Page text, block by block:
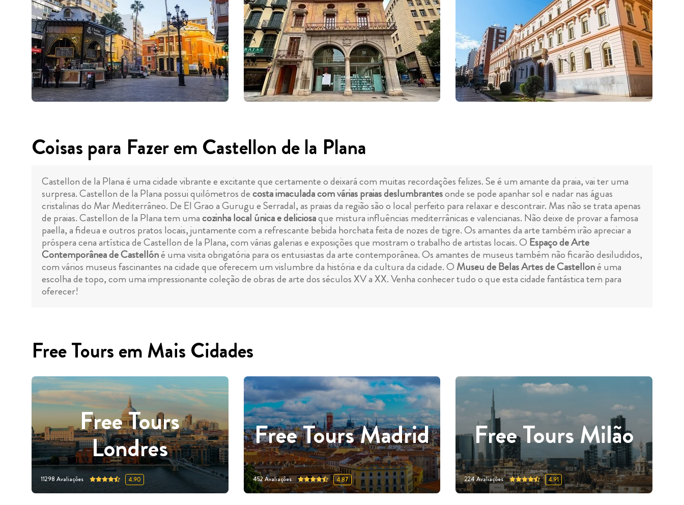
Coisas para Fazer em Castellon de la Plana
Castellon de la Plana é uma cidade vibrante e excitante que certamente o deixará com muitas recordações felizes. Se é um amante da praia, vai ter uma
surpresa. Castellon de la Plana possui quilómetros decosta imaculada com várias praias deslumbrantesonde se pode apanhar sol e nadar nas águas
cristalinas do Mar Mediterrâneo. De El Grao a Gurugu e Serradal, as praias da região são o local perfeito para relaxar e descontrair. Mas não se trata apenas
de praias. Castellon de la Plana tem umacozinha local única e deliciosaque mistura influências mediterrânicas e valencianas. Não deixe de provar a famosa
paella, a fideua e outros pratos locais, juntamente com a refrescante bebida horchata feita de nozes de tigre. Os amantes da arte também irão apreciar a
próspera cena artística de Castellon de la Plana, com várias galerias e exposições que mostram o trabalho de artistas locais. O Espaço de Arte
Contemporânea de Castellóné uma visita obrigatória para os entusiastas da arte contemporânea. Os amantes de museus também não ficarão desiludidos,
com vários museus fascinantes na cidade que oferecem um vislumbre da história e da cultura da cidade. O Museu de Belas Artes de Castelloné uma
escolha de topo, com uma impressionante coleção de obras de arte dos séculos XV a XX. Venha conhecer tudo o que esta cidade fantástica tem para
oferecer!
Free Tours em Mais Cidades
Free Tours
Londres
11298 Avaliações 4.90
Free Tours Madrid
452Avaliações 4.87
Free Tours Milão
224Avaliações 4.91